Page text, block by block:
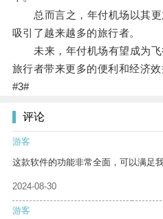
总而言之，年付机场以其更
吸引了越来越多的旅行者。
未来，年付机场有望成为飞
旅行者带来更多的便利和经济效
#3#
评论
游客
这款软件的功能非常全面，可以满足我
2024-08-30
游客